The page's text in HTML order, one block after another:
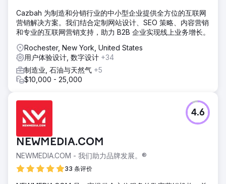
Cazbah 为制造和分销行业的中小型企业提供全方位的互联网
营销解决方案。我们结合定制网站设计、SEO 策略、内容营销
和专业的互联网营销支持，助力 B2B 企业实现线上业务增长。
Rochester, New York, United States
用户体验设计, 数字设计 +34
制造业, 石油与天然气 +5
$10,000 - 25,000
NEWMEDIA.COM
NEWMEDIA.COM - 我们助力品牌发展。®
33 条评价
4.6